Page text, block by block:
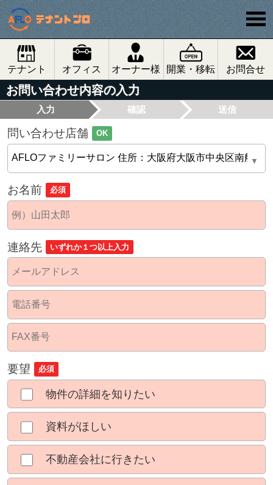
テナント オフィス オーナー様 開業・移転 お問合せ
お問い合わせ内容の入力
入力 確認 送信
問い合わせ店舗 OK
お名前 必須
連絡先 いずれか１つ以上入力
要望 必須
物件の詳細を知りたい
資料がほしい
不動産会社に行きたい